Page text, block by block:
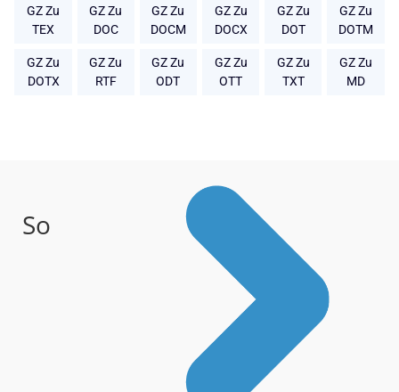
GZ Zu
TEX
GZ Zu
DOC
GZ Zu
DOCM
GZ Zu
DOCX
GZ Zu
DOT
GZ Zu
DOTM
GZ Zu
DOTX
GZ Zu
RTF
GZ Zu
ODT
GZ Zu
OTT
GZ Zu
TXT
GZ Zu
MD
So